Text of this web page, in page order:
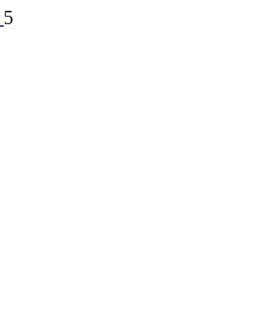
5